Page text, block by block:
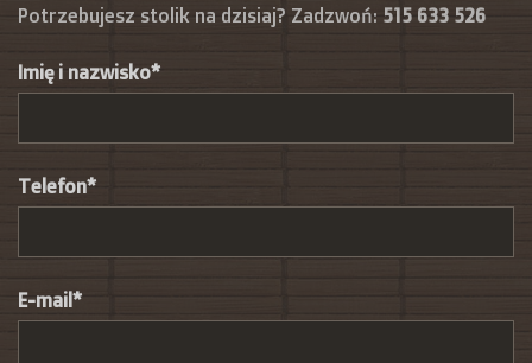
Potrzebujesz stolik na dzisiaj? Zadzwoń: 515 633 526
Imię i nazwisko*
Telefon*
E-mail*